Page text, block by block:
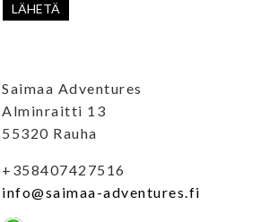
LÄHETÄ
Saimaa Adventures
Alminraitti 13
55320 Rauha
+358407427516
info@saimaa-adventures.fi